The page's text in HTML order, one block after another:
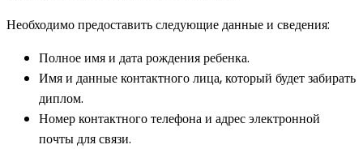
Необходимо предоставить следующие данные и сведения:
Полное имя и дата рождения ребенка.
Имя и данные контактного лица, который будет забирать
диплом.
Номер контактного телефона и адрес электронной
почты для связи.